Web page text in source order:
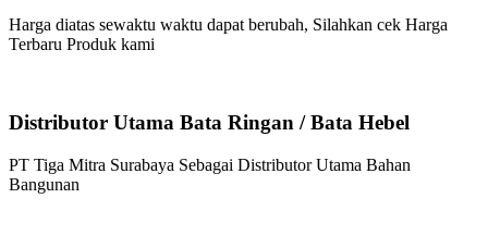
Harga diatas sewaktu waktu dapat berubah, Silahkan cek Harga
Terbaru Produk kami
Distributor Utama Bata Ringan / Bata Hebel
PT Tiga Mitra Surabaya Sebagai Distributor Utama Bahan
Bangunan